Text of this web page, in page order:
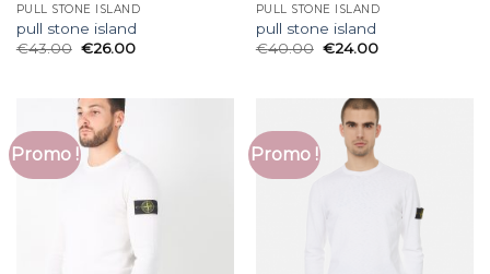
PULL STONE ISLAND
pull stone island
€43.00 €26.00
PULL STONE ISLAND
pull stone island
€40.00 €24.00
Promo ! Promo !